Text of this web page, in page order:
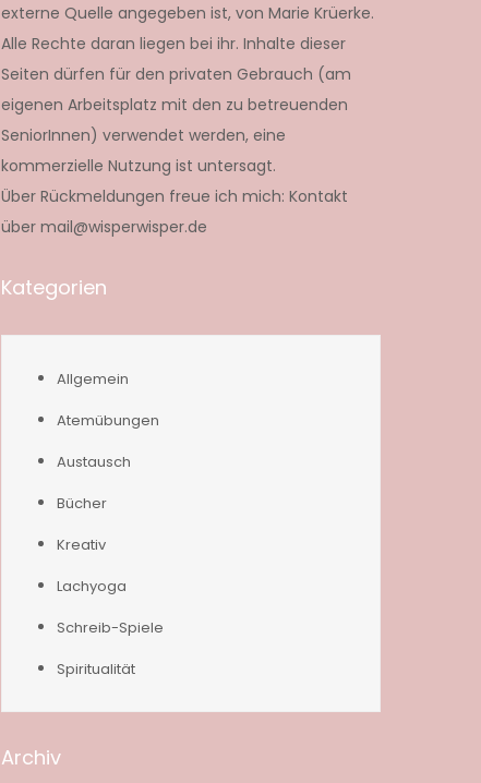
externe Quelle angegeben ist, von Marie Krüerke.
Alle Rechte daran liegen bei ihr. Inhalte dieser
Seiten dürfen für den privaten Gebrauch (am
eigenen Arbeitsplatz mit den zu betreuenden
SeniorInnen) verwendet werden, eine
kommerzielle Nutzung ist untersagt.
Über Rückmeldungen freue ich mich: Kontakt
über mail@wisperwisper.de
Kategorien
Allgemein
Atemübungen
Austausch
Bücher
Kreativ
Lachyoga
Schreib-Spiele
Spiritualität
Archiv